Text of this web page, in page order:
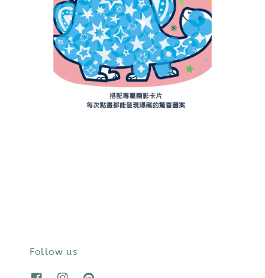
Follow us